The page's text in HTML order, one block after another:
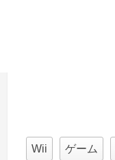
Wii ゲーム